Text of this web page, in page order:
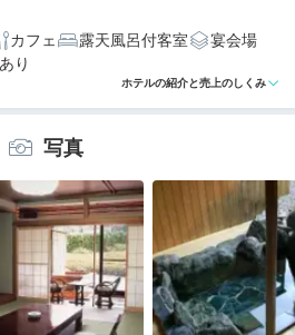
できますよ。
ウンジが素敵。ほっこりする古民
喫できる、ツルツルとした肌触り
材を使った和食を、個室でゆっく
カフェ 露天風呂付客室
宴会場
り
ホテルの紹介と売上のしくみ
写真